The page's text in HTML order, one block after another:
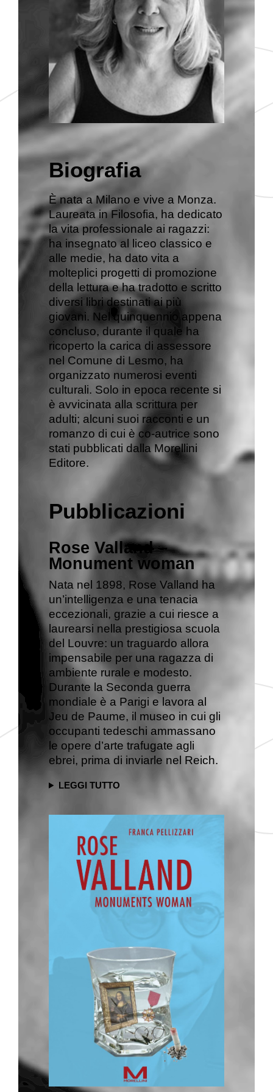
Biografia
È nata a Milano e vive a Monza.
Laureata in Filosofia, ha dedicato
la vita professionale ai ragazzi:
ha insegnato al liceo classico e
alle medie, ha dato vita a
molteplici progetti di promozione
della lettura e ha tradotto e scritto
diversi libri destinati ai più
giovani. Nel quinquennio appena
concluso, durante il quale ha
ricoperto la carica di assessore
nel Comune di Lesmo, ha
organizzato numerosi eventi
culturali. Solo in epoca recente si
è avvicinata alla scrittura per
adulti; alcuni suoi racconti e un
romanzo di cui è co-autrice sono
stati pubblicati dalla Morellini
Editore.
Pubblicazioni
Rose Valland –
Monument woman
Nata nel 1898, Rose Valland ha
un’intelligenza e una tenacia
eccezionali, grazie a cui riesce a
laurearsi nella prestigiosa scuola
del Louvre: un traguardo allora
impensabile per una ragazza di
ambiente rurale e modesto.
Durante la Seconda guerra
mondiale è a Parigi e lavora al
Jeu de Paume, il museo in cui gli
occupanti tedeschi ammassano
le opere d’arte trafugate agli
ebrei, prima di inviarle nel Reich.
LEGGI TUTTO